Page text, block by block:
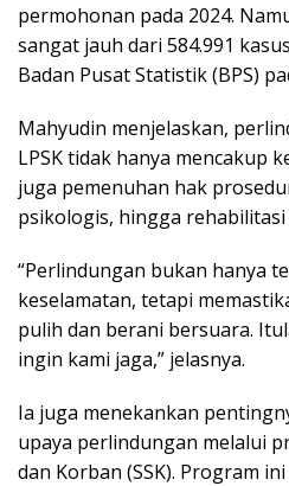
permohonan pada 2024.
sangat jauh dari 584.991
Badan Pusat Statistik (BPS)
Mahyudin menjelaskan,
LPSK tidak hanya mencakup
juga pemenuhan hak
psikologis, hingga rehabilitasi
“Perlindungan bukan hanya
keselamatan, tetapi
pulih dan berani bersuara.
ingin kami jaga,” jelasnya.
Ia juga menekankan
upaya perlindungan melalui
dan Korban (SSK). Program